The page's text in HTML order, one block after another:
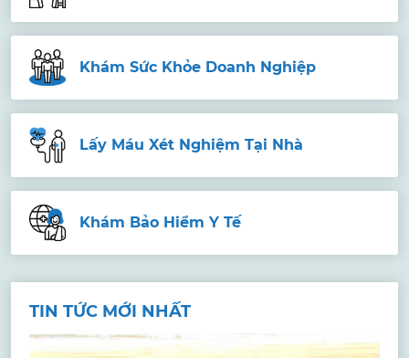
Khám Sức Khỏe Doanh Nghiệp
Lấy Máu Xét Nghiệm Tại Nhà
Khám Bảo Hiểm Y Tế
TIN TỨC MỚI NHẤT